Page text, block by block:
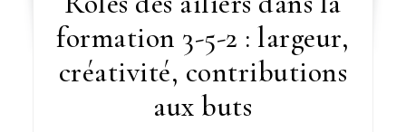
formation 3-5-2 : largeur,
créativité, contributions
aux buts